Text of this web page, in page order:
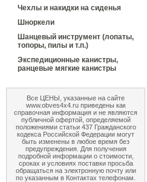
Чехлы и накидки на сиденья
Шноркели
Шанцевый инструмент (лопаты,
топоры, пилы и т.п.)
Экспедиционные канистры,
ранцевые мягкие канистры
Все ЦЕНЫ, указанные на сайте
www.obves4x4.ru приведены как
справочная информация и не являются
публичной офертой, определяемой
положениями статьи 437 Гражданского
кодекса Российской Федерации могут
быть изменены в любое время без
предупреждения. Для получения
подробной информации о стоимости,
сроках и условиях поставки просьба
обращаться на электронную почту или
по указанным в Контактах телефонам.